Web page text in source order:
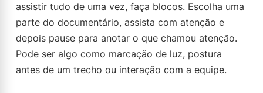
assistir tudo de uma vez, faça blocos. Escolha uma
parte do documentário, assista com atenção e
depois pause para anotar o que chamou atenção.
Pode ser algo como marcação de luz, postura
antes de um trecho ou interação com a equipe.